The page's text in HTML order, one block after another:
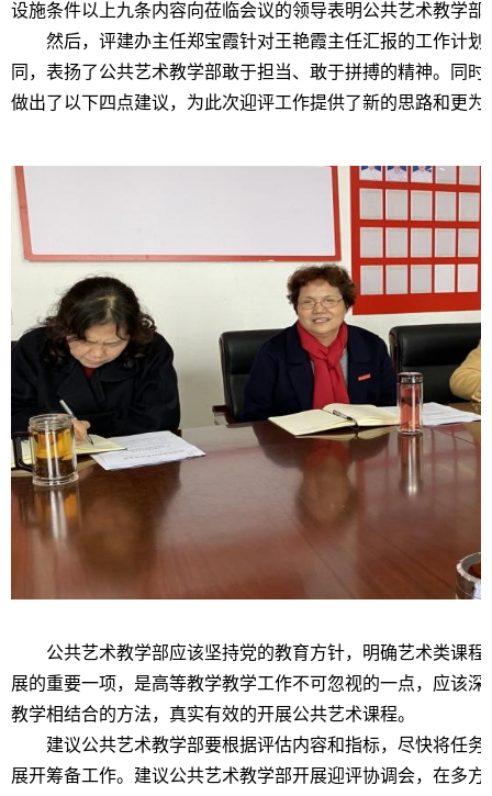
设施条件以上九条内容向莅临会议的领导表明公共艺术教学部
然后，评建办主任郑宝霞针对王艳霞主任汇报的工作计划
同，表扬了公共艺术教学部敢于担当、敢于拼搏的精神。同
做出了以下四点建议，为此次迎评工作提供了新的思路和更为
公共艺术教学部应该坚持党的教育方针，明确艺术类课程
展的重要一项，是高等教学教学工作不可忽视的一点，应该
教学相结合的方法，真实有效的开展公共艺术课程。
建议公共艺术教学部要根据评估内容和指标，尽快将任
展开筹备工作。建议公共艺术教学部开展迎评协调会，在多